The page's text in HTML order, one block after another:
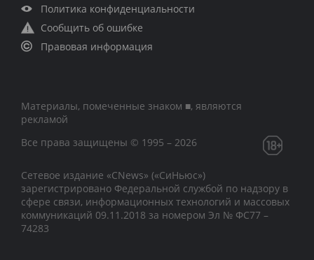
Политика конфиденциальности
Сообщить об ошибке
Правовая информация
Материалы, помеченные знаком ■, являются
рекламой
Все права защищены © 1995 – 2026
Сетевое издание «CNews» («СиНьюс»)
зарегистрировано Федеральной службой по надзору в
сфере связи, информационных технологий и массовых
коммуникаций 09.11.2018 за номером Эл № ФС77 –
74283